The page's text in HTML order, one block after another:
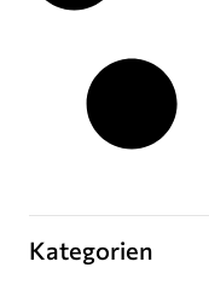
Kategorien